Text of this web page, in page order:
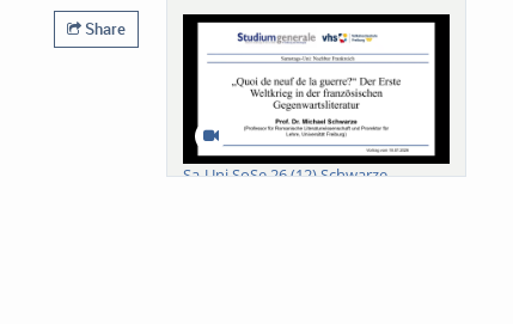
Share
Sa-Uni SoSe 26 (12) Schwarze